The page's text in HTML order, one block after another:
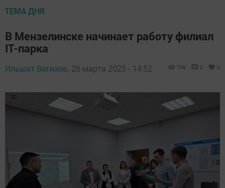
ТЕМА ДНЯ
В Мензелинске начинает работу филиал
IT-парка
Ильшат Вагизов, 26 марта 2025 - 14:52 709 0 0